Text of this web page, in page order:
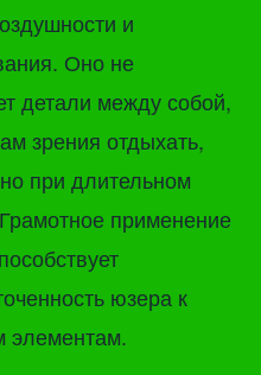
и
Оно не
детали между собой,
зрения отдыхать,
при длительном
применение
юзера к
элементам.